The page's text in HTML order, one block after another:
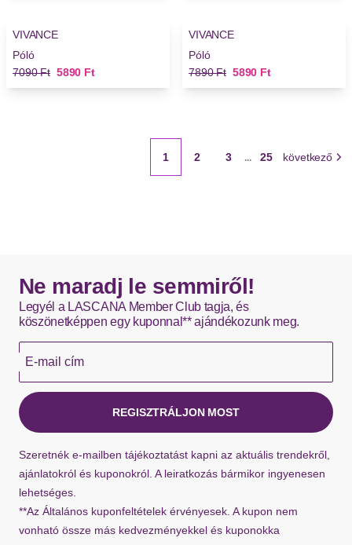
VIVANCE
Póló
Régi ár
7090 Ft Új ár
5890 Ft
VIVANCE
Póló
Régi ár
7890 Ft Új ár
5890 Ft
1 2 3 ... 25 következő
Ne maradj le semmiről!
Legyél a LASCANA Member Club tagja, és
köszönetképpen egy kuponnal** ajándékozunk meg.
E-mail cím
REGISZTRÁLJON MOST
Szeretnék e-mailben tájékoztatást kapni az aktuális trendekről,
ajánlatokról és kuponokról. A leiratkozás bármikor ingyenesen
lehetséges.
**Az Általános kuponfeltételek érvényesek. A kupon nem
vonható össze más kedvezményekkel és kuponokka